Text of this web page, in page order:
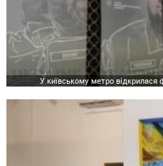
У київському метро відкрилася